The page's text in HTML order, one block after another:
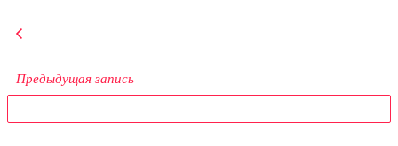
Предыдущая запись